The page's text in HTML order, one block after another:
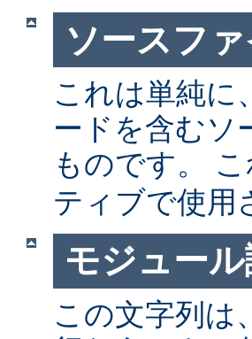
ソースフ
これは単純に
ードを含むソ
ものです。 こ
ティブで使用
モジュー
この文字列は